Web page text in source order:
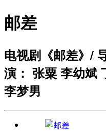
邮差
电视剧《邮差》/
演： 张粟 李幼斌
李梦男